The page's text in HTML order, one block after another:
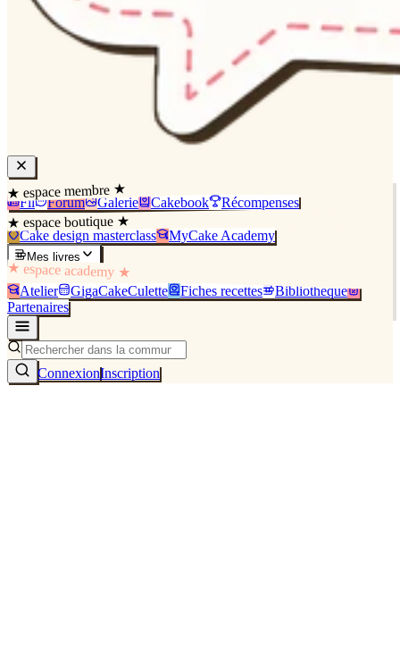
★ espace membre ★
Fil Forum Galerie Cakebook Récompenses
★ espace boutique ★
Cake design masterclass MyCake Academy
Mes livres
★ espace academy ★
Atelier GigaCakeCulette Fiches recettes
Bibliothèque
Partenaires
ConnexionInscription